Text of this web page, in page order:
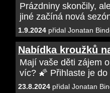
Prázdniny skončily,
jiné začíná nová
1.9.2024 přidal Jonatan
Nabídka kroužků
Mají vaše děti zájem
víc? 🌠 Přihlaste je
23.8.2024 přidal Jonatan